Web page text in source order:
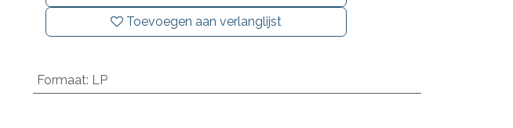
Toevoegen aan verlanglijst
Formaat: LP